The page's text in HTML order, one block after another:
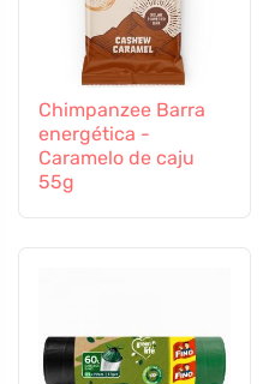
Chimpanzee Barra
energética -
Caramelo de caju
55g